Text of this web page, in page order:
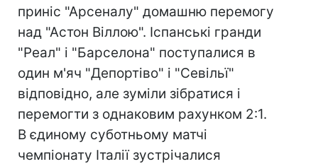
приніс "Арсеналу" домашню перемогу
над "Астон Віллою". Іспанські гранди
"Реал" і "Барселона" поступалися в
один м'яч "Депортіво" і "Севільї"
відповідно, але зуміли зібратися і
перемогти з однаковим рахунком 2:1.
В єдиному суботньому матчі
чемпіонату Італії зустрічалися